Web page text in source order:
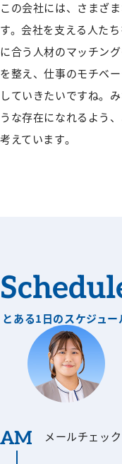
この会社には、さまざ
す。会社を支える人た
に合う人材のマッチン
を整え、仕事のモチベ
していきたいですね。
うな存在になれるよう
考えています。
とある1日のスケジュー
AM メールチェック